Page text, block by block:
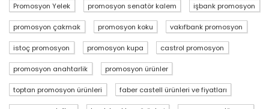
Promosyon Yelek promosyon senatör kalem işbank promosyon
promosyon çakmak promosyon koku vakıfbank promosyon
istoç promosyon promosyon kupa castrol promosyon
promosyon anahtarlik promosyon ürünler
toptan promosyon ürünleri faber castell ürünleri ve fiyatları